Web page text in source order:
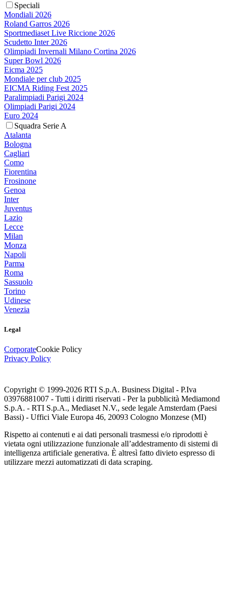
Speciali
Mondiali 2026
Roland Garros 2026
Sportmediaset Live Riccione 2026
Scudetto Inter 2026
Olimpiadi Invernali Milano Cortina 2026
Super Bowl 2026
Eicma 2025
Mondiale per club 2025
EICMA Riding Fest 2025
Paralimpiadi Parigi 2024
Olimpiadi Parigi 2024
Euro 2024
Squadra Serie A
Atalanta
Bologna
Cagliari
Como
Fiorentina
Frosinone
Genoa
Inter
Juventus
Lazio
Lecce
Milan
Monza
Napoli
Parma
Roma
Sassuolo
Torino
Udinese
Venezia
Legal
CorporateCookie Policy
Privacy Policy
Copyright © 1999-2026 RTI S.p.A. Business Digital - P.Iva
03976881007 - Tutti i diritti riservati - Per la pubblicità Mediamond
S.p.A. - RTI S.p.A., Mediaset N.V., sede legale Amsterdam (Paesi
Bassi) - Uffici Viale Europa 46, 20093 Cologno Monzese (MI)
Rispetto ai contenuti e ai dati personali trasmessi e/o riprodotti è
vietata ogni utilizzazione funzionale all’addestramento di sistemi di
intelligenza artificiale generativa. È altresì fatto divieto espresso di
utilizzare mezzi automatizzati di data scraping.